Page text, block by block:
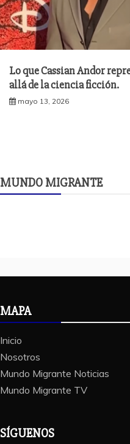
Lo que Cassian Andor
allá de la ciencia ficción.
mayo 13, 2026
MUNDO MIGRANTE
MAPA
Inicio
Nosotros
Mundo Migrante Noticias
Mundo Migrante TV
SÍGUENOS